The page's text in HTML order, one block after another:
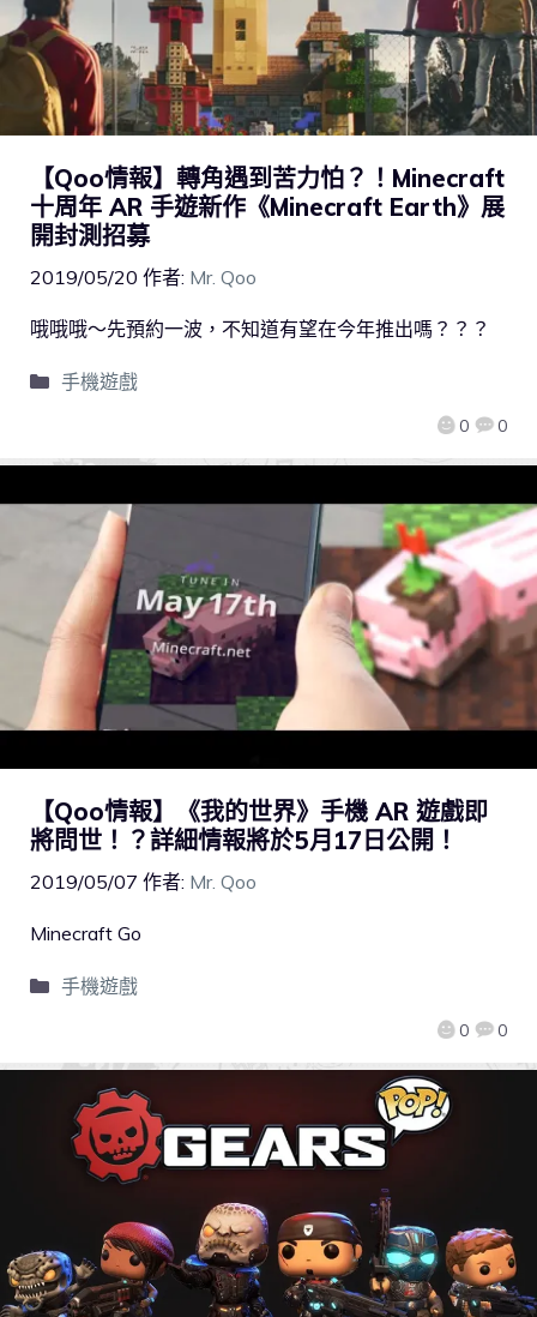
【Qoo情報】轉角遇到苦力怕？！Minecraft
十周年 AR 手遊新作《Minecraft Earth》展
開封測招募
2019/05/20 作者: Mr. Qoo
0 0
哦哦哦～先預約一波，不知道有望在今年推出嗎？？？
手機遊戲
【Qoo情報】《我的世界》手機 AR 遊戲即
將問世！？詳細情報將於5月17日公開！
2019/05/07 作者: Mr. Qoo
0 0
Minecraft Go
手機遊戲